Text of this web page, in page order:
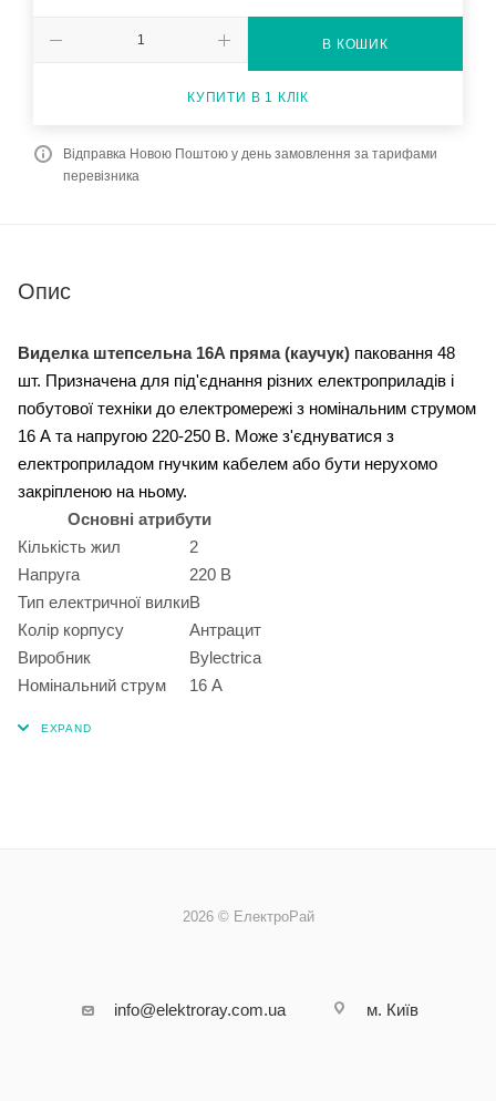
В КОШИК
КУПИТИ В 1 КЛІК
Відправка Новою Поштою у день замовлення за тарифами
перевізника
Опис
Виделка штепсельна 16A пряма (каучук) паковання 48
шт. Призначена для під'єднання різних електроприладів і
побутової техніки до електромережі з номінальним струмом
16 А та напругою 220-250 В. Може з'єднуватися з
електроприладом гнучким кабелем або бути нерухомо
закріпленою на ньому.
Основні атрибути
Кількість жил
2
Напруга
220 В
Тип електричної вилкиB
Колір корпусу
Антрацит
Виробник
Bylectrica
Номінальний струм
16 А
2026 © ЕлектроРай
info@elektroray.com.ua м. Київ